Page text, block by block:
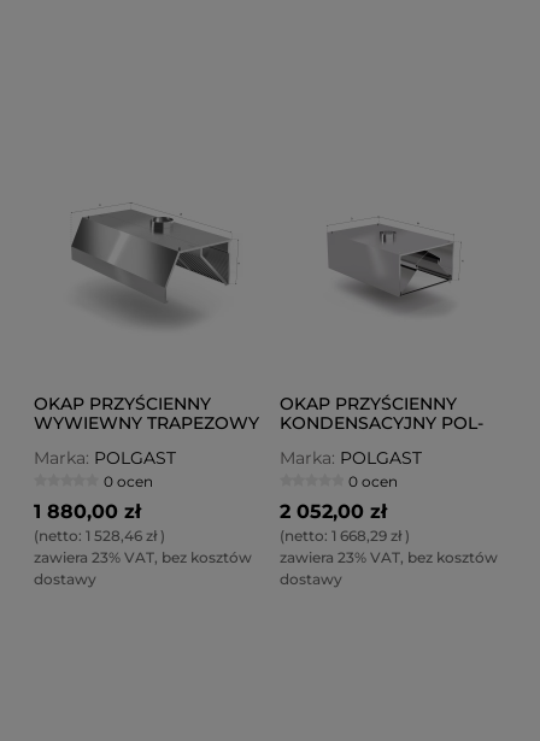
OKAP PRZYŚCIENNY
WYWIEWNY TRAPEZOWY
Marka: POLGAST
0 ocen
1 880,00 zł
(netto: 1 528,46 zł)
zawiera 23% VAT, bez kosztów
dostawy
OKAP PRZYŚCIENNY
KONDENSACYJNY POL-
Marka: POLGAST
0 ocen
2 052,00 zł
(netto: 1 668,29 zł)
zawiera 23% VAT, bez kosztów
dostawy